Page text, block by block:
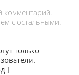
комментарий.
с остальными.
только
]